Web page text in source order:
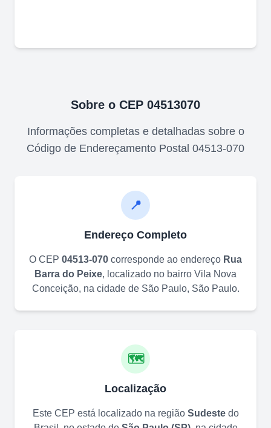
Sobre o CEP 04513070
Informações completas e detalhadas sobre o
Código de Endereçamento Postal 04513-070
📍
Endereço Completo
O CEP 04513-070 corresponde ao endereço Rua
Barra do Peixe, localizado no bairro Vila Nova
Conceição, na cidade de São Paulo, São Paulo.
🗺️
Localização
Este CEP está localizado na região Sudestedo